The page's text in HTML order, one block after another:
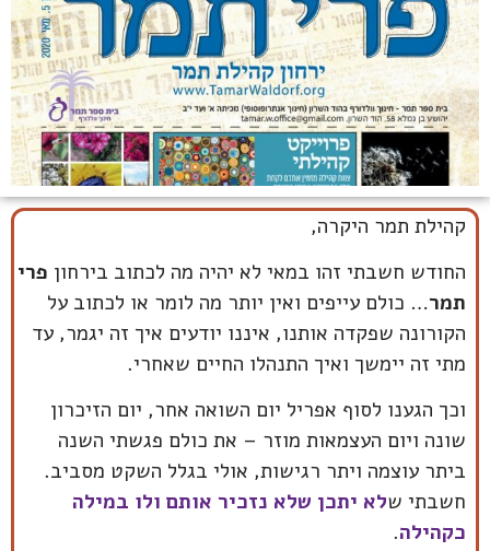
קהילת תמר היקרה,
החודש חשבתי זהו במאי לא יהיה מה לכתוב בירחון פרי
תמר… כולם עייפים ואין יותר מה לומר או לכתוב על
הקורונה שפקדה אותנו, איננו יודעים איך זה יגמר, עד
מתי זה יימשך ואיך התנהלו החיים שאחרי.
וכך הגענו לסוף אפריל יום השואה אחר, יום הזיכרון
שונה ויום העצמאות מוזר – את כולם פגשתי השנה
ביתר עוצמה ויתר רגישות, אולי בגלל השקט מסביב.
חשבתי שלא יתכן שלא נזכיר אותם ולו במילה
כקהילה.